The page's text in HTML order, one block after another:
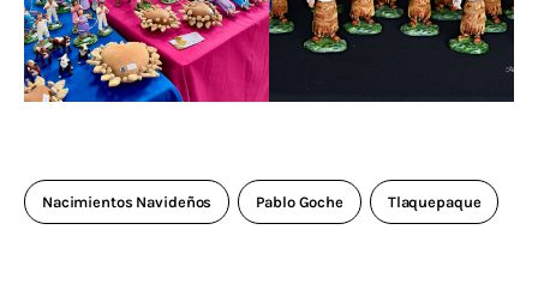
Nacimientos Navideños Pablo Goche Tlaquepaque